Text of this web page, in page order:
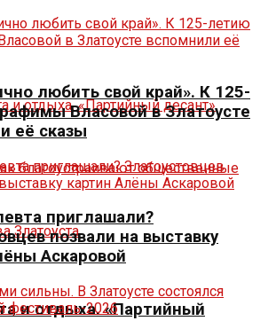
и отдыха. «Партийный
любить свой край». К 125-
Власовой в Златоусте
её сказы
приглашали?
позвали на выставку
Аскаровой